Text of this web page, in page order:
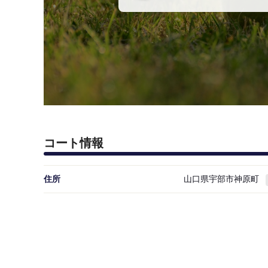
コート情報
住所 山口県宇部市神原町